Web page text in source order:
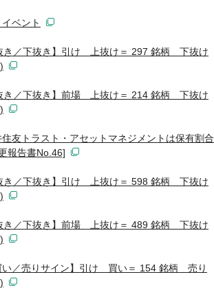
ベント
き／下抜き】引け 上抜け＝ 297 銘柄 下抜け
き／下抜き】前場 上抜け＝ 214 銘柄 下抜け
友トラスト・アセットマネジメントは保有割合
報告書No.46]
き／下抜き】引け 上抜け＝ 598 銘柄 下抜け
き／下抜き】前場 上抜け＝ 489 銘柄 下抜け
い／売りサイン】引け 買い＝ 154 銘柄 売り